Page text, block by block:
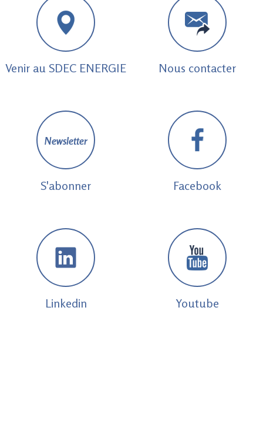
Venir au SDEC ENERGIE Nous contacter
Newsletter
S'abonner Facebook
Linkedin Youtube